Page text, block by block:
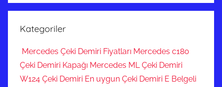
Kategoriler
Mercedes Çeki Demiri Fiyatları Mercedes c180
Çeki Demiri Kapağı Mercedes ML Çeki Demiri
W124 Çeki Demiri En uygun Çeki Demiri E Belgeli